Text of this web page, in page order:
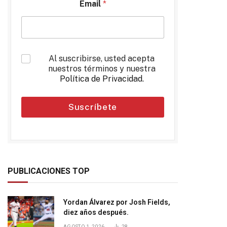
Email *
*
Al suscribirse, usted acepta
nuestros términos y nuestra
Política de Privacidad.
Suscríbete
PUBLICACIONES TOP
Yordan Álvarez por Josh Fields,
diez años después.